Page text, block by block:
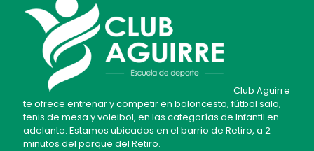
Club Aguirre
te ofrece entrenar y competir en baloncesto, fútbol sala,
tenis de mesa y voleibol, en las categorías de Infantil en
adelante. Estamos ubicados en el barrio de Retiro, a 2
minutos del parque del Retiro.